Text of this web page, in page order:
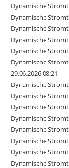
Dynamische
Dynamische
Dynamische
Dynamische
Dynamische
Dynamische
29.06.2026 08:21
Dynamische
Dynamische
Dynamische
Dynamische
Dynamische
Dynamische
Dynamische
Dynamische